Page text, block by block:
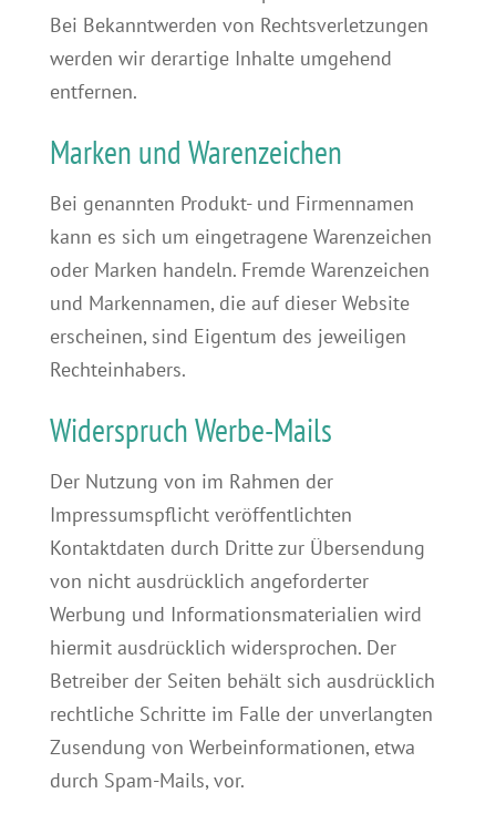
Bei Bekanntwerden von Rechtsverletzungen
werden wir derartige Inhalte umgehend
entfernen.
Marken und Warenzeichen
Bei genannten Produkt- und Firmennamen
kann es sich um eingetragene Warenzeichen
oder Marken handeln. Fremde Warenzeichen
und Markennamen, die auf dieser Website
erscheinen, sind Eigentum des jeweiligen
Rechteinhabers.
Widerspruch Werbe-Mails
Der Nutzung von im Rahmen der
Impressumspflicht veröffentlichten
Kontaktdaten durch Dritte zur Übersendung
von nicht ausdrücklich angeforderter
Werbung und Informationsmaterialien wird
hiermit ausdrücklich widersprochen. Der
Betreiber der Seiten behält sich ausdrücklich
rechtliche Schritte im Falle der unverlangten
Zusendung von Werbeinformationen, etwa
durch Spam-Mails, vor.